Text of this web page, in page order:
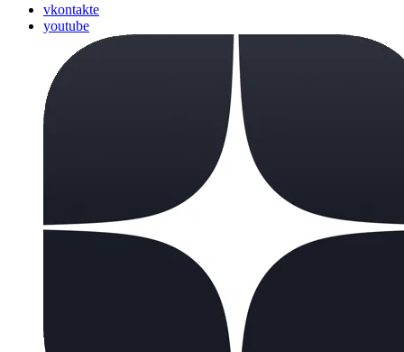
vkontakte
youtube